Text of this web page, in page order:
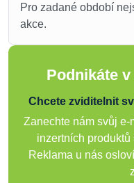
Pro zadané období
akce.
Podnikáte
Chcete zviditelnit
Zanechte nám svůj
inzertních produktů
Reklama u nás